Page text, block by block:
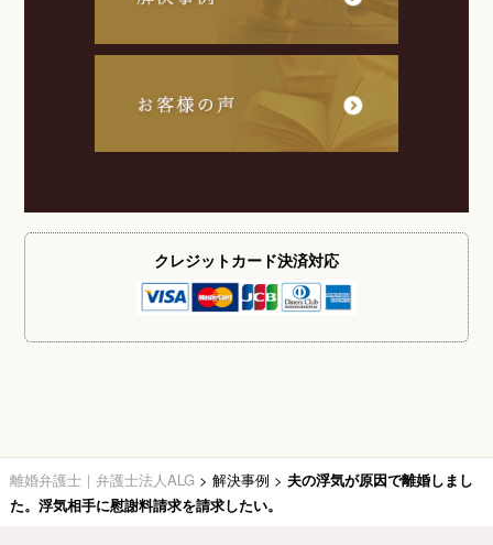
クレジットカード決済対応
離婚弁護士｜弁護士法人ALG > 解決事例 > 夫の浮気が原因で離婚しまし
た。浮気相手に慰謝料請求を請求したい。